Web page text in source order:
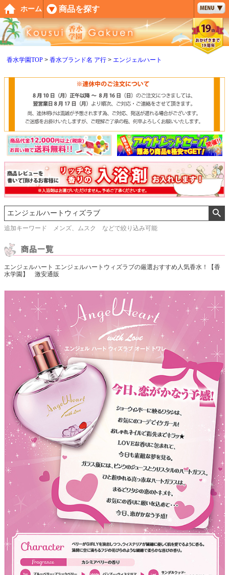
香水学園TOP 香水ブランド名 ア行 エンジェルハート
追加キーワード メンズ、ムスク などで絞り込み可能
エンジェルハート エンジェルハートウィズラブの厳選おすすめ人気香水！【香
水学園】 激安通販
ペー
ジト
ップ
へ
ホーム 商品を探す